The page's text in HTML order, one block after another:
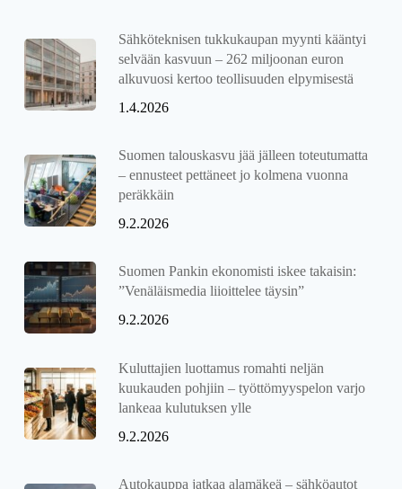
Sähköteknisen tukkukaupan myynti kääntyi
selvään kasvuun – 262 miljoonan euron
alkuvuosi kertoo teollisuuden elpymisestä
1.4.2026
Suomen talouskasvu jää jälleen toteutumatta
– ennusteet pettäneet jo kolmena vuonna
peräkkäin
9.2.2026
Suomen Pankin ekonomisti iskee takaisin:
”Venäläismedia liioittelee täysin”
9.2.2026
Kuluttajien luottamus romahti neljän
kuukauden pohjiin – työttömyyspelon varjo
lankeaa kulutuksen ylle
9.2.2026
Autokauppa jatkaa alamäkeä – sähköautot